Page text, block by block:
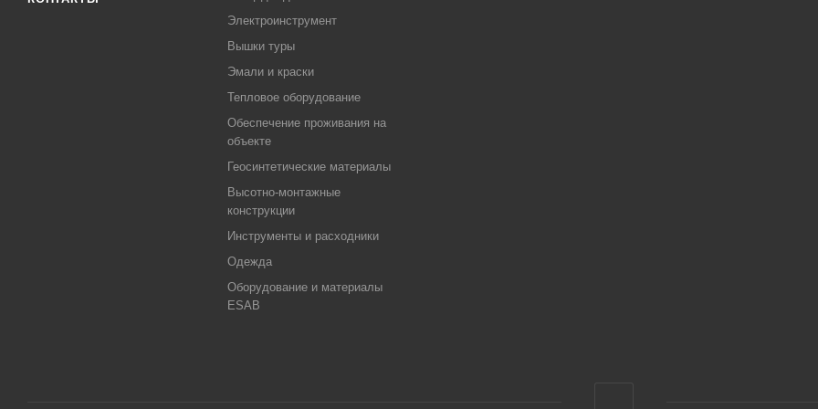
Электроинструмент
Вышки туры
Эмали и краски
Тепловое оборудование
Обеспечение проживания на
объекте
Геосинтетические материалы
Высотно-монтажные
конструкции
Инструменты и расходники
Одежда
Оборудование и материалы
ESAB